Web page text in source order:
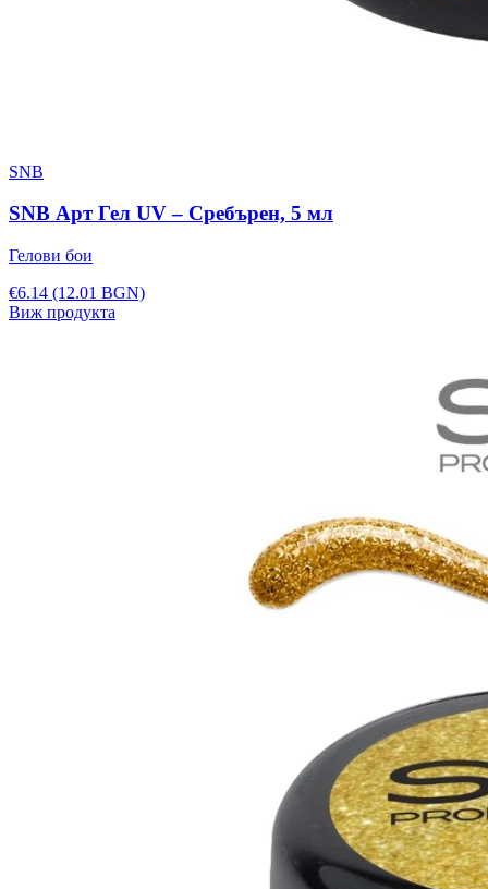
SNB
SNB Арт Гел UV – Сребърен, 5 мл
Гелови бои
€6.14 (12.01 BGN)
Виж продукта